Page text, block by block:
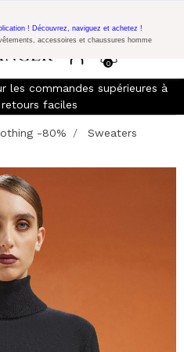
sur 300€ d'achat
0
! Découvrez, naviguez et achetez !
accessoires et chaussures homme
les commandes supérieures à
faciles
-80%
Sweaters